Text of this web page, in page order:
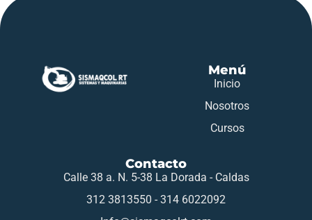
Menú
Inicio
Nosotros
Cursos
Contacto
Calle 38 a. N. 5-38 La Dorada - Caldas
312 3813550 - 314 6022092